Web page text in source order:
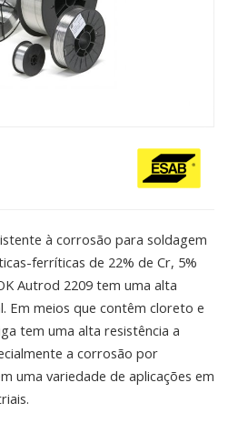
à corrosão para soldagem
ferríticas de 22% de Cr, 5%
Autrod 2209 tem uma alta
Em meios que contêm cloreto e
tem uma alta resistência a
a corrosão por
uma variedade de aplicações em